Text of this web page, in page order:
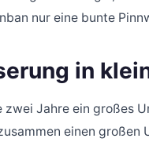
nur eine bunte
in
zwei Jahre ein großes
einen großen